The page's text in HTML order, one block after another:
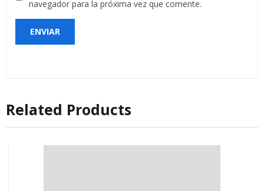
navegador para la próxima vez que comente.
Related Products